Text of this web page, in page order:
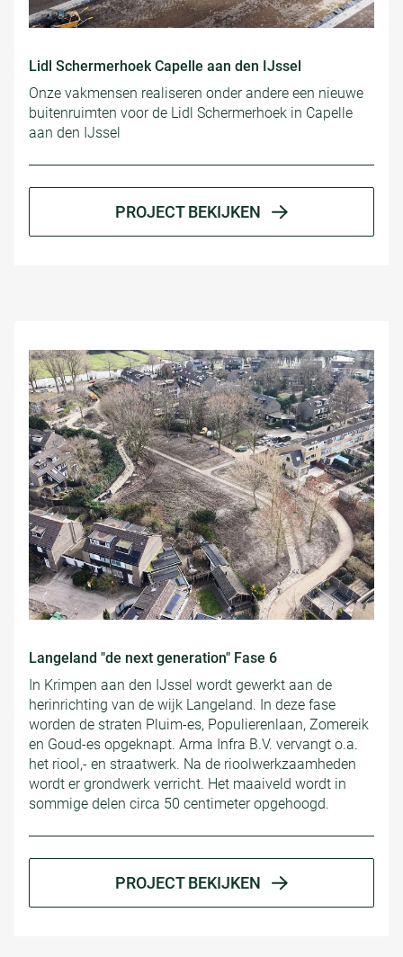
PROJECT BEKIJKEN
Lidl Schermerhoek Capelle aan den IJssel
Onze vakmensen realiseren onder andere een nieuwe
buitenruimten voor de Lidl Schermerhoek in Capelle
aan den IJssel
PROJECT BEKIJKEN
Langeland "de next generation" Fase 6
In Krimpen aan den IJssel wordt gewerkt aan de
herinrichting van de wijk Langeland. In deze fase
worden de straten Pluim-es, Populierenlaan, Zomereik
en Goud-es opgeknapt. Arma Infra B.V. vervangt o.a.
het riool,- en straatwerk. Na de rioolwerkzaamheden
wordt er grondwerk verricht. Het maaiveld wordt in
sommige delen circa 50 centimeter opgehoogd.